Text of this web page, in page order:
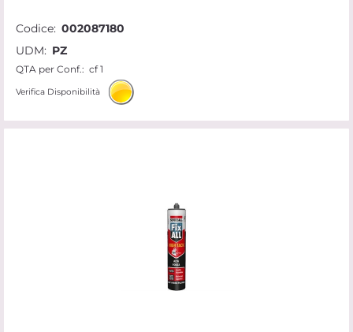
Codice: 002087180
UDM: PZ
QTA per Conf.: cf 1
Verifica Disponibilità